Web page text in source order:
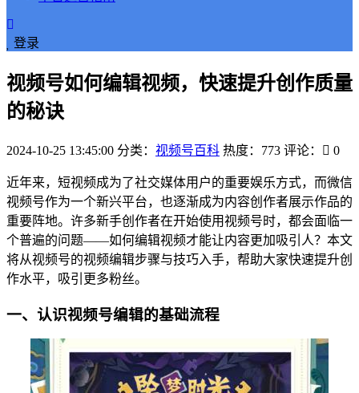
登录
视频号如何编辑视频，快速提升创作质量
的秘诀
2024-10-25 13:45:00 分类： 视频号百科 热度：773 评论： 0
近年来，短视频成为了社交媒体用户的重要娱乐方式，而微信
视频号作为一个新兴平台，也逐渐成为内容创作者展示作品的
重要阵地。许多新手创作者在开始使用视频号时，都会面临一
个普遍的问题——如何编辑视频才能让内容更加吸引人？本文
将从视频号的视频编辑步骤与技巧入手，帮助大家快速提升创
作水平，吸引更多粉丝。
一、认识视频号编辑的基础流程